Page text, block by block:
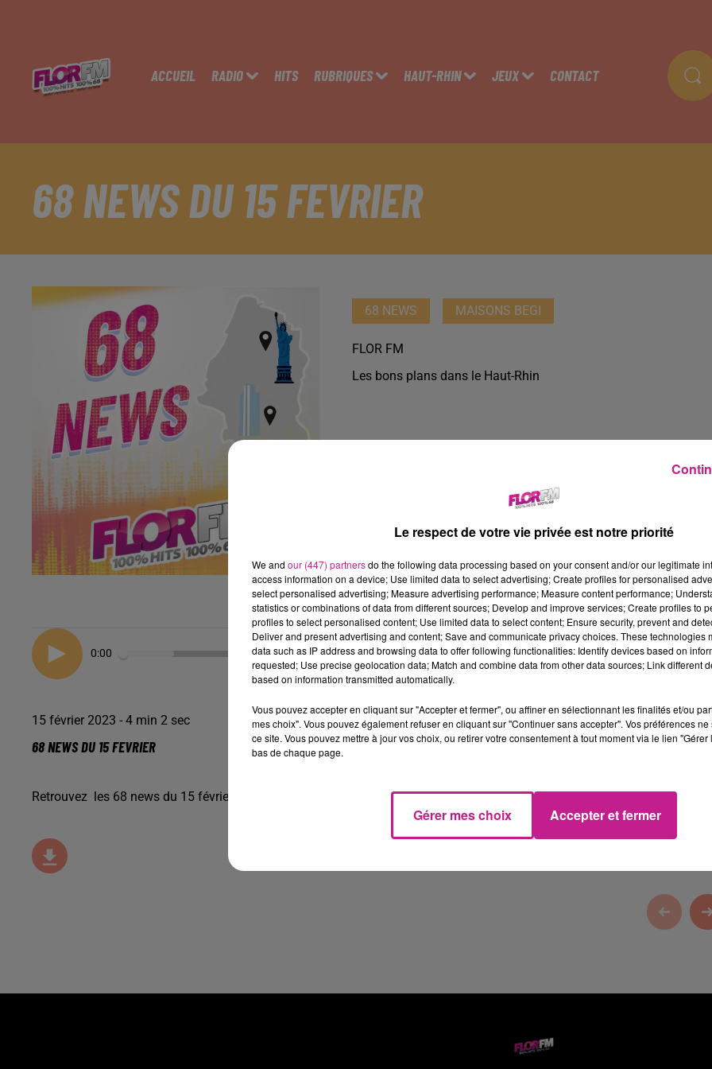
ACCUEIL RADIO HITS RUBRIQUES HAUT-RHIN JEUX CONTACT
68 NEWS DU 15 FEVRIER
68 NEWS MAISONS BEGI
FLOR FM
Les bons plans dans le Haut-Rhin
0:00 4 min 2
15 février 2023 - 4 min 2 sec
68 NEWS DU 15 FEVRIER
Retrouvez les 68 news du 15 février avec , constructeur de maisons dans le Haut-Rhin.
Le respect de votre vie privée est notre priorité
We and our (447) partnersdo the following data processing based on your consent and/or our legitimate
access information on a device; Use limited data to select advertising; Create profiles for personalised
select personalised advertising; Measure advertising performance; Measure content performance;
statistics or combinations of data from different sources; Develop and improve services; Create profiles to
profiles to select personalised content; Use limited data to select content; Ensure security, prevent and
Deliver and present advertising and content; Save and communicate privacy choices. These technologies
data such as IP address and browsing data to offer following functionalities: Identify devices based on
requested; Use precise geolocation data; Match and combine data from other data sources; Link different
based on information transmitted automatically.
Vous pouvez accepter en cliquant sur "Accepter et fermer", ou affiner en sélectionnant les finalités et/ou
mes choix". Vous pouvez également refuser en cliquant sur "Continuer sans accepter". Vos préférences
ce site. Vous pouvez mettre à jour vos choix, ou retirer votre consentement à tout moment via le lien
bas de chaque page.
Gérer mes choix Accepter et fermer